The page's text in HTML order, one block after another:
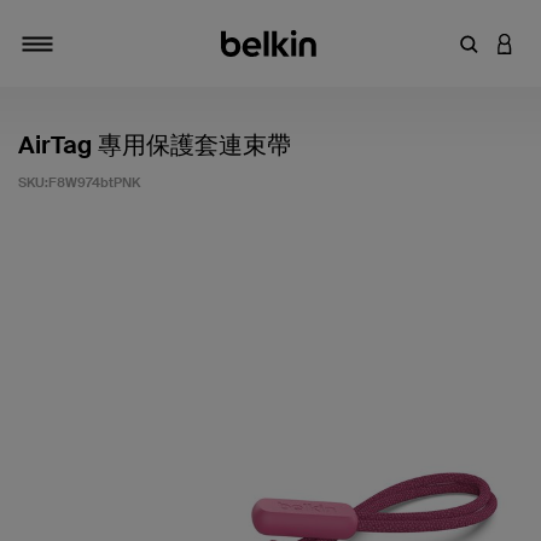
輸入關鍵
登入
AirTag 專用保護套連束帶
SKU:F8W974btPNK